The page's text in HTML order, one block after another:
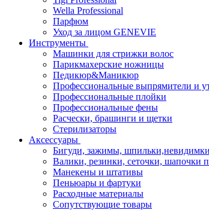
Wella Professional
Парфюм
Уход за лицом GENEVIE
Инструменты
Машинки для стрижки волос
Парикмахерские ножницы
Педикюр&Маникюр
Профессиональные выпрямители и
Профессиональные плойки
Профессиональные фены
Расчески, брашинги и щетки
Стерилизаторы
Аксессуары
Бигуди, зажимы, шпильки,невидимки
Валики, резинки, сеточки, шапочки
Манекены и штативы
Пеньюары и фартуки
Расходные материалы
Сопутствующие товары